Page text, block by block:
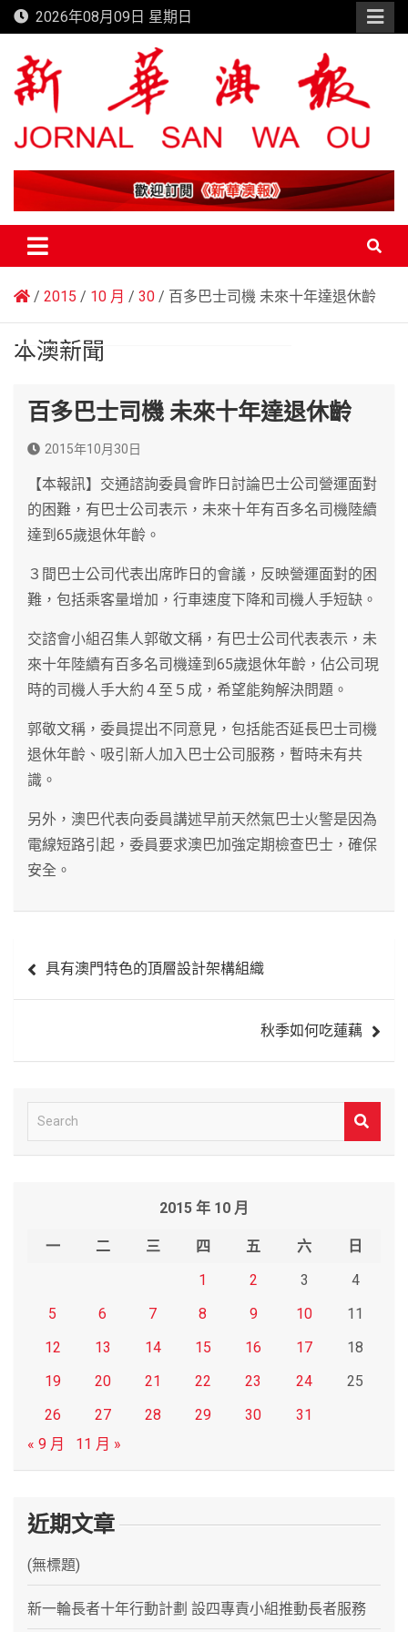
Skip
to
content
2026年08月09日 星期日
新華澳報
2015 10 月 30 百多巴士司機 未來十年達退休齡
本澳新聞
百多巴士司機 未來十年達退休齡
2015年10月30日
【本報訊】交通諮詢委員會昨日討論巴士公司營運面對
的困難，有巴士公司表示，未來十年有百多名司機陸續
達到65歲退休年齡。
３間巴士公司代表出席昨日的會議，反映營運面對的困
難，包括乘客量增加，行車速度下降和司機人手短缺。
交諮會小組召集人郭敬文稱，有巴士公司代表表示，未
來十年陸續有百多名司機達到65歲退休年齡，佔公司現
時的司機人手大約４至５成，希望能夠解決問題。
郭敬文稱，委員提出不同意見，包括能否延長巴士司機
退休年齡、吸引新人加入巴士公司服務，暫時未有共
識。
另外，澳巴代表向委員講述早前天然氣巴士火警是因為
電線短路引起，委員要求澳巴加強定期檢查巴士，確保
安全。
章 具有澳門特色的頂層設計架構組織
秋季如何吃蓮藕
e
2015 年 10 月
一 二 三 四 五 六
日
1
2 3
4
5
6 7 8 9 10
11
12
13 14 15 16 17
18
19
20 21 22 23 24
25
26
27 28 29 30
31
« 9 月
11 月 »
近期文章
(無標題)
新一輪長者十年行動計劃 設四專責小組推動長者服務